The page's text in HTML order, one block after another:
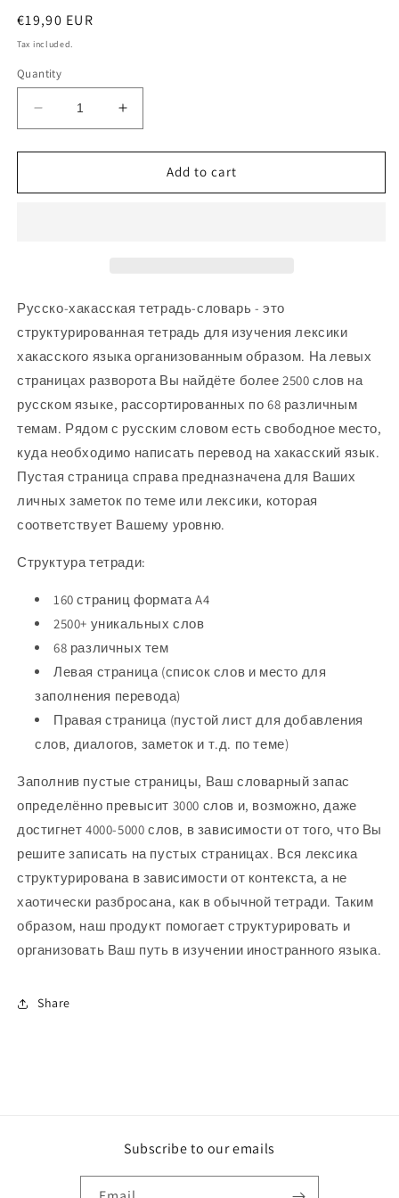
Regular
price
€19,90 EUR
Tax included.
Quantity
Decrease
quantity
for
язык:
Increase
quantity
for
Хакасский
язык:
Add to cart
Русско-хакасская тетрадь-словарь - это
структурированная тетрадь для изучения лексики
хакасского языка организованным образом. На левых
страницах разворота Вы найдёте более 2500 слов на
русском языке, рассортированных по 68 различным
темам. Рядом с русским словом есть свободное место,
куда необходимо написать перевод на хакасский язык.
Пустая страница справа предназначена для Ваших
личных заметок по теме или лексики, которая
соответствует Вашему уровню.
Структура тетради:
160 страниц формата A4
2500+ уникальных слов
68 различных тем
Левая страница (список слов и место для
заполнения перевода)
Правая страница (пустой лист для добавления
слов, диалогов, заметок и т.д. по теме)
Заполнив пустые страницы, Ваш словарный запас
определённо превысит 3000 слов и, возможно, даже
достигнет 4000-5000 слов, в зависимости от того, что Вы
решите записать на пустых страницах. Вся лексика
структурирована в зависимости от контекста, а не
хаотически разбросана, как в обычной тетради. Таким
образом, наш продукт помогает структурировать и
организовать Ваш путь в изучении иностранного языка.
Share
Subscribe to our emails